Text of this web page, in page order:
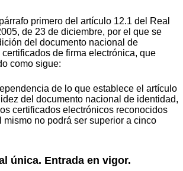
primero del artículo 12.1 del Real
de 23 de diciembre, por el que se
del documento nacional de
de firma electrónica, que
como sigue:
de lo que establece el artículo
del documento nacional de identidad,
certificados electrónicos reconocidos
mismo no podrá ser superior a cinco
única. Entrada en vigor.